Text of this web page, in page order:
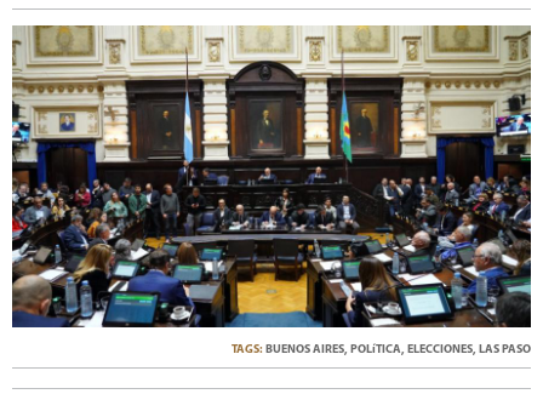
TAGS:BUENOS AIRES, POLíTICA, ELECCIONES, LAS PASO